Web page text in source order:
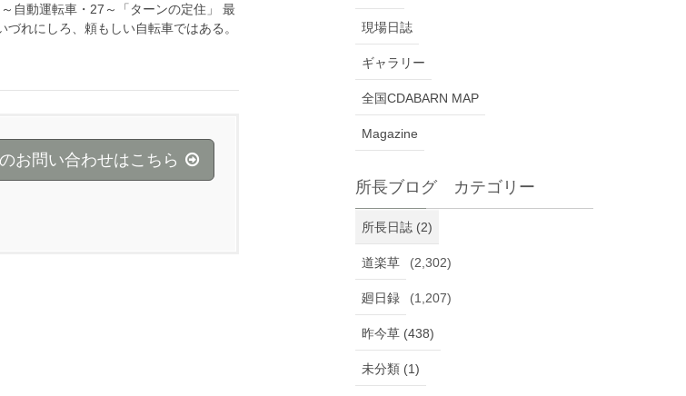
自動運転車・27～「ターンの定住」 最
れにしろ、頼もしい自転車ではある。
お問い合わせはこちら
現場日誌
ギャラリー
全国CDABARN MAP
Magazine
所長ブログ カテゴリー
所長日誌 (2)
道楽草 (2,302)
廻日録 (1,207)
昨今草 (438)
未分類 (1)